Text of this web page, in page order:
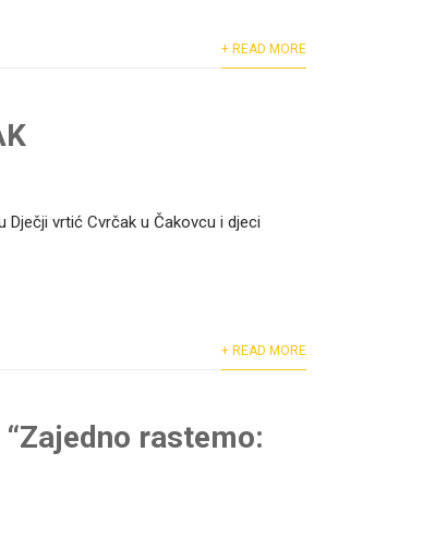
+ READ MORE
Dječji vrtić Cvrčak u Čakovcu i djeci
+ READ MORE
rastemo: